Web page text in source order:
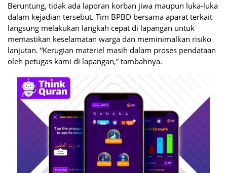
Beruntung, tidak ada laporan korban jiwa maupun luka-luka
dalam kejadian tersebut. Tim BPBD bersama aparat terkait
langsung melakukan langkah cepat di lapangan untuk
memastikan keselamatan warga dan meminimalkan risiko
lanjutan. “Kerugian materiel masih dalam proses pendataan
oleh petugas kami di lapangan,” tambahnya.